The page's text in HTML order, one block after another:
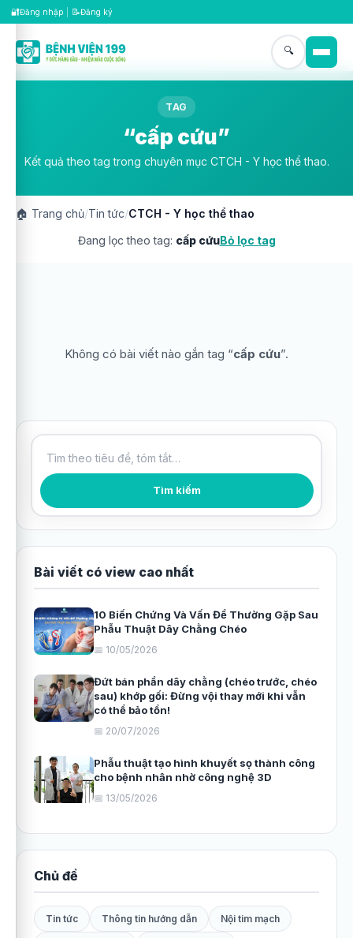
🔐Đăng nhập 📝Đăng ký
🔍
TAG
“cấp cứu”
Kết quả theo tag trong chuyên mục CTCH - Y học thể thao.
🏠 Trang chủ/Tin tức/CTCH - Y học thể thao
Đang lọc theo tag: cấp cứuBỏ lọc tag
Không có bài viết nào gắn tag “cấp cứu”.
Tìm kiếm bài viết Tìm kiếm
Bài viết có view cao nhất
10 Biến Chứng Và Vấn Đề Thường Gặp Sau
Phẫu Thuật Dây Chằng Chéo
📅 10/05/2026
Đứt bán phần dây chằng (chéo trước, chéo
sau) khớp gối: Đừng vội thay mới khi vẫn
có thể bảo tồn!
📅 20/07/2026
Phẫu thuật tạo hình khuyết sọ thành công
cho bệnh nhân nhờ công nghệ 3D
📅 13/05/2026
Chủ đề
Tin tức Thông tin hướng dẫn Nội tim mạch